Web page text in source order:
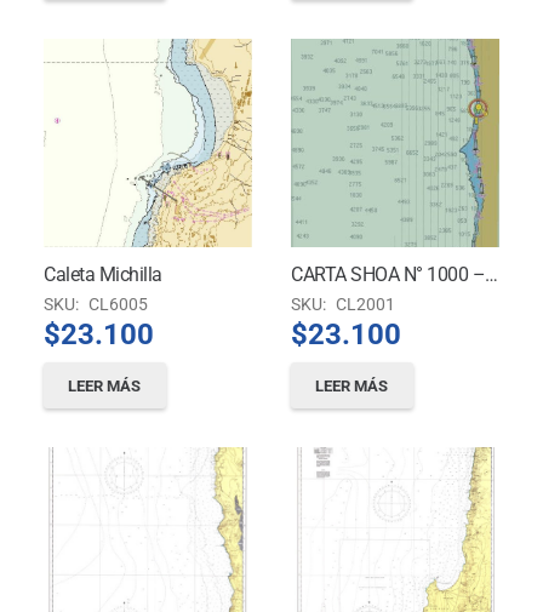
Caleta Michilla
SKU: CL6005
$23.100
LEER MÁS
CARTA SHOA N° 1000 – Rada De Arica A Bahía Mejillones Del Sur *
SKU: CL2001
$23.100
LEER MÁS